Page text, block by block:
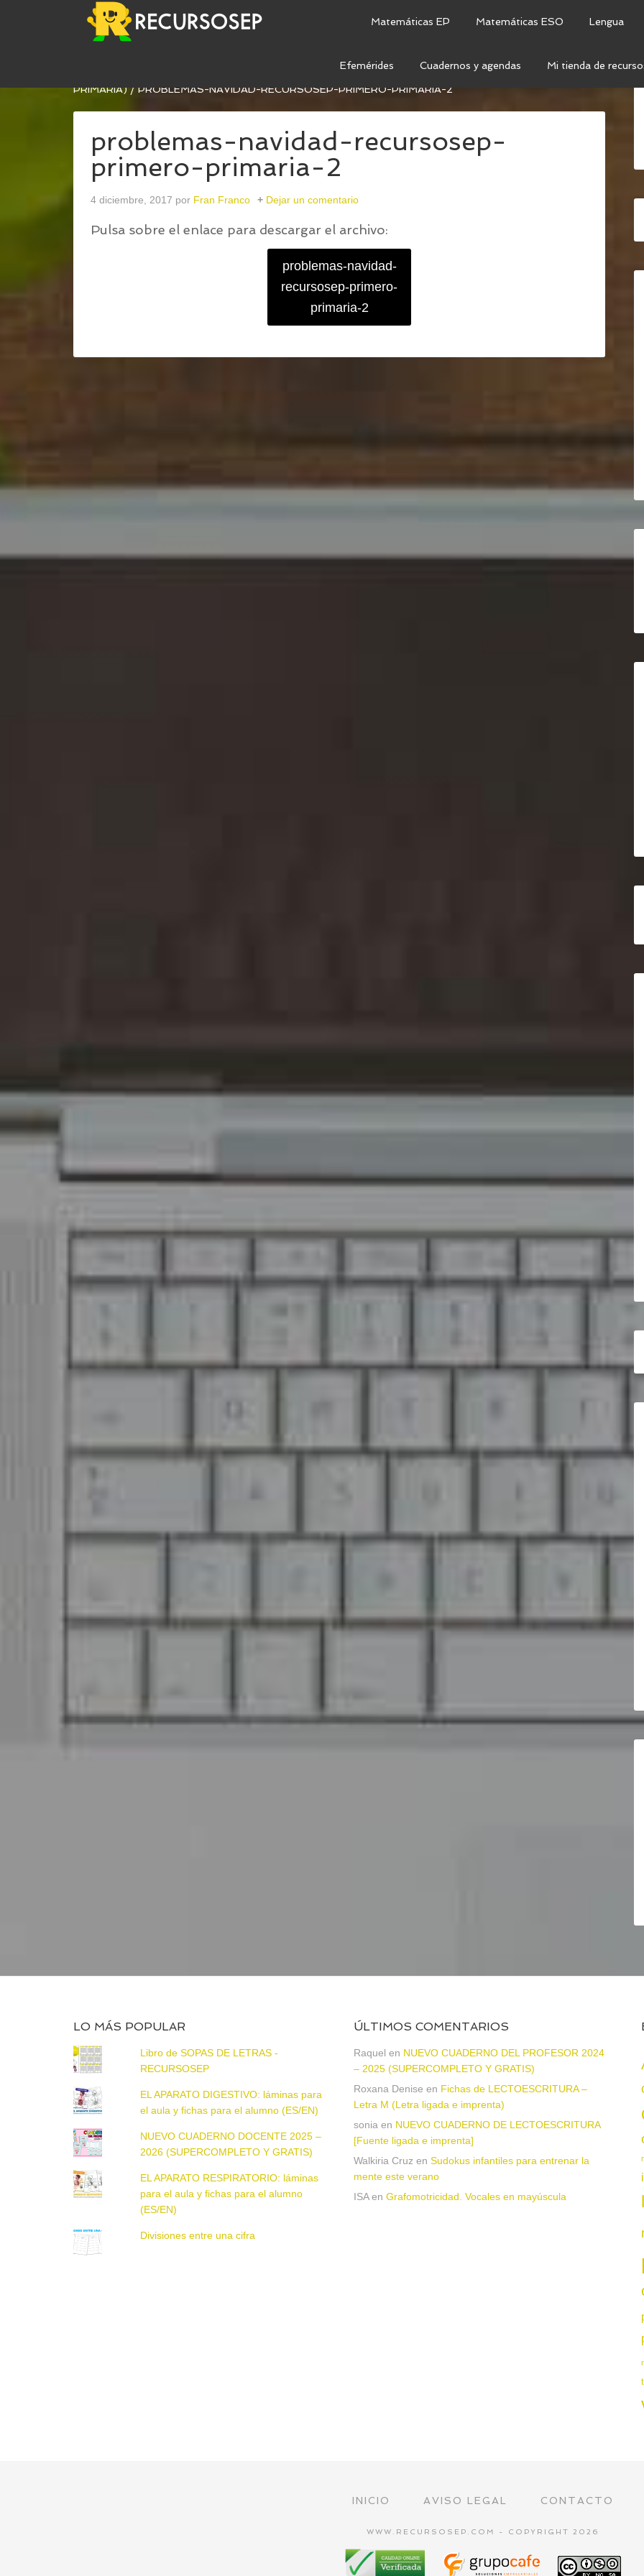
Matemáticas EP Matemáticas ESO Lengua
Efemérides Cuadernos y agendas Mi tienda de
PROBLEMAS NAVIDEÑOS DE SUMAR Y RESTAR (PRIMER CICLO DE
PRIMARIA) /PROBLEMAS-NAVIDAD-RECURSOSEP-PRIMERO-PRIMARIA-2
problemas-navidad-recursosep-
primero-primaria-2
4 diciembre, 2017 por Fran Franco Dejar un comentario
Pulsa sobre el enlace para descargar el archivo:
problemas-navidad-
recursosep-primero-
primaria-2
LO MÁS POPULAR
Libro de SOPAS DE LETRAS -
RECURSOSEP
EL APARATO DIGESTIVO: láminas para
el aula y fichas para el alumno (ES/EN)
NUEVO CUADERNO DOCENTE 2025 –
2026 (SUPERCOMPLETO Y GRATIS)
EL APARATO RESPIRATORIO: láminas
para el aula y fichas para el alumno
(ES/EN)
Divisiones entre una cifra
ÚLTIMOS COMENTARIOS
Raquel en NUEVO CUADERNO DEL PROFESOR 2024
– 2025 (SUPERCOMPLETO Y GRATIS)
Roxana Denise en Fichas de LECTOESCRITURA –
Letra M (Letra ligada e imprenta)
sonia en NUEVO CUADERNO DE LECTOESCRITURA
[Fuente ligada e imprenta]
Walkiria Cruz en Sudokus infantiles para entrenar la
mente este verano
ISAen Grafomotricidad. Vocales en mayúscula
INICIO AVISO LEGAL CONTACTO
WWW.RECURSOSEP.COM - COPYRIGHT 2026